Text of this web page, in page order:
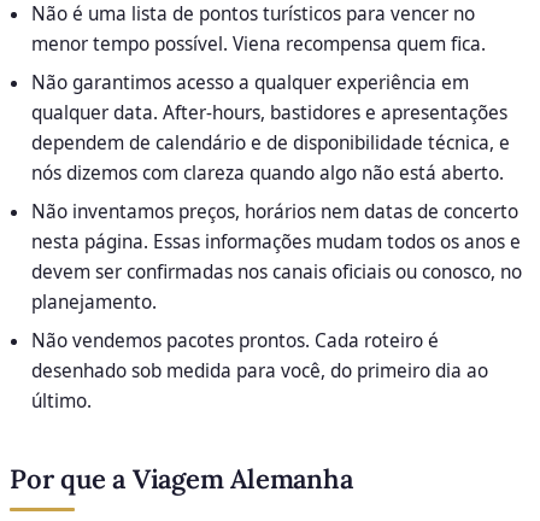
Não é uma lista de pontos turísticos para vencer no
menor tempo possível. Viena recompensa quem fica.
Não garantimos acesso a qualquer experiência em
qualquer data. After-hours, bastidores e apresentações
dependem de calendário e de disponibilidade técnica, e
nós dizemos com clareza quando algo não está aberto.
Não inventamos preços, horários nem datas de concerto
nesta página. Essas informações mudam todos os anos e
devem ser confirmadas nos canais oficiais ou conosco, no
planejamento.
Não vendemos pacotes prontos. Cada roteiro é
desenhado sob medida para você, do primeiro dia ao
último.
Por que a Viagem Alemanha